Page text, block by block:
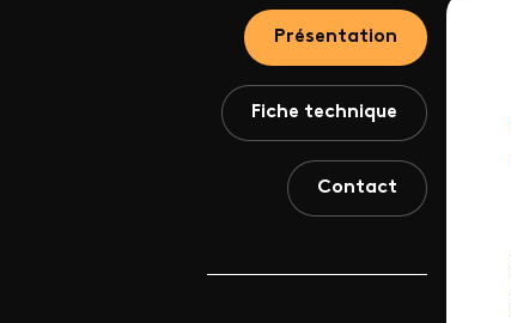
Présentation
Fiche technique
Contact